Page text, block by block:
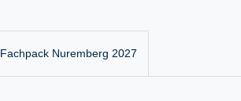
Fachpack Nuremberg 2027